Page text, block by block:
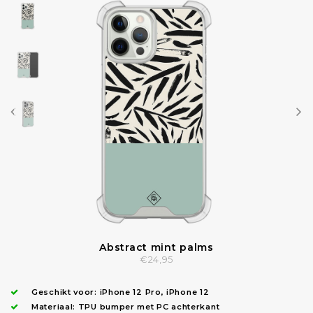
Abstract mint palms
€24,95
Geschikt voor: iPhone 12 Pro,iPhone 12
Materiaal: TPU bumper met PC achterkant